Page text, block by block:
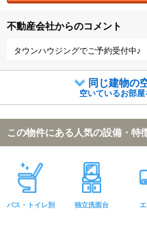
不動産会社からのコメント
タウンハウジングでご予約受付中♪
同じ建物の
空いているお部屋
この物件にある人気の設備・特
バス・トイレ別 独立洗面台